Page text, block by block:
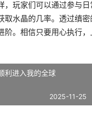
，玩家们可以通过参与
取水晶的几率。透过缜
。相信只要用心执行
利进入我的全球
2025-11-25